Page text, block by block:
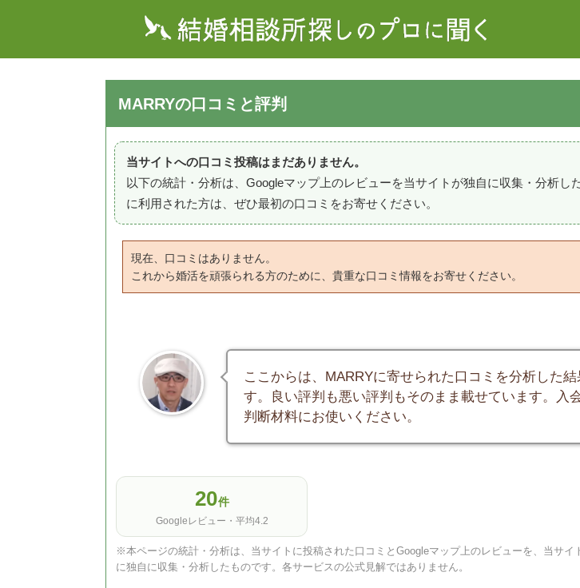
MARRYの口コミと評判
当サイトへの口コミ投稿はまだありません。
以下の統計・分析は、Googleマップ上のレビューを当サイトが独自に収集・分析し
に利用された方は、ぜひ最初の口コミをお寄せください。
現在、口コミはありません。
これから婚活を頑張られる方のために、貴重な口コミ情報をお寄せください。
ここからは、MARRYに寄せられた口コミを分析した結
す。良い評判も悪い評判もそのまま載せています。入
判断材料にお使いください。
20件
Googleレビュー・平均4.2
※本ページの統計・分析は、当サイトに投稿された口コミとGoogleマップ上のレビューを、当サイ
に独自に収集・分析したものです。各サービスの公式見解ではありません。